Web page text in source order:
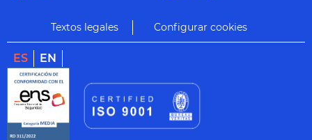
Textos legales Configurar cookies
ES EN